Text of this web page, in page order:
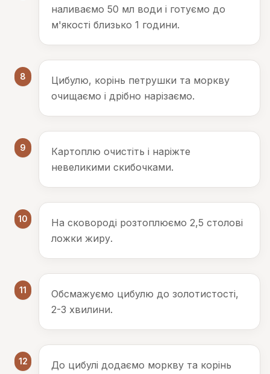
наливаємо 50 мл води і готуємо до
м'якості близько 1 години.
8
Цибулю, корінь петрушки та моркву
очищаємо і дрібно нарізаємо.
9
Картоплю очистіть і наріжте
невеликими скибочками.
10
На сковороді розтоплюємо 2,5 столові
ложки жиру.
11
Обсмажуємо цибулю до золотистості,
2-3 хвилини.
12
До цибулі додаємо моркву та корінь